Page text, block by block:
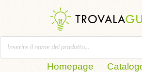
Homepage